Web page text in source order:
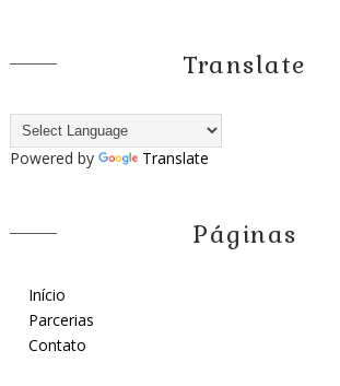
Translate
Powered by Translate
Páginas
Início
Parcerias
Contato